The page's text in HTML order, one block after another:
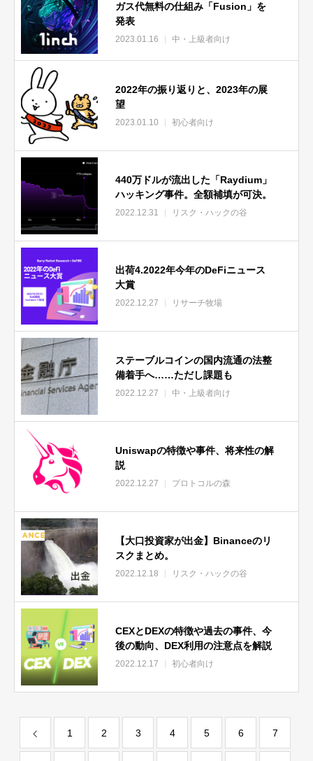
ガス代無料の仕組み「Fusion」を
発表
2023.01.16 中・上級者向け
2022年の振り返りと、2023年の展
望
2023.01.10 初心者向け
440万ドルが流出した「Raydium」
ハッキング事件。全額補填が可決。
2022.12.31 リスク・ハックの谷
出荷4.2022年今年のDeFiニュース
大賞
2022.12.27 リサーチ牧場
ステーブルコインの国内流通の法整
備着手へ……ただし課題も
2022.12.27 中・上級者向け
Uniswapの特徴や事件、将来性の解
説
2022.12.27 プロトコルの森
【大口投資家が出金】Binanceのリ
スクまとめ。
2022.12.18 リスク・ハックの谷
CEXとDEXの特徴や過去の事件、今
後の動向、DEX利用の注意点を解説
2022.12.17 初心者向け
1 2 3 4 5 6 7